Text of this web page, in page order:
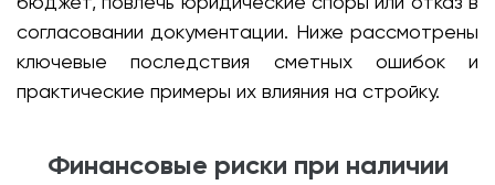
согласовании документации. Ниже рассмотрены
ключевые последствия сметных ошибок и
практические примеры их влияния на стройку.
Финансовые риски при наличии